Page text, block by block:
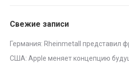
Свежие записи
Германия: Rheinmetall представил
США: Apple меняет концепцию